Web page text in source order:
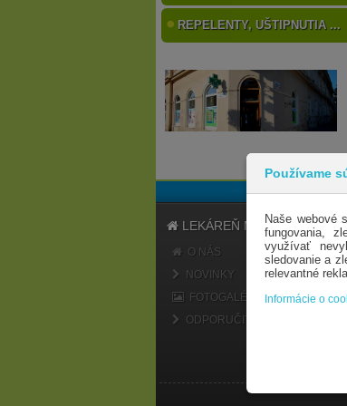
Používame
Naše webové
fungovania,
využívať
sledovanie a
relevantné
Informácie o
REPELENTY, UŠTIPNUTIA ...
LEKÁREŇ MARATÓN
O NÁS
NOVINKY
FOTOGALÉRIA
ODPORUČIŤ